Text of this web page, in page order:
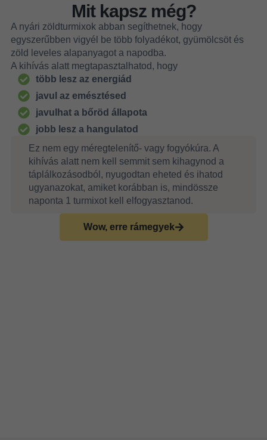
Mit kapsz még?
A nyári zöldturmixok abban segíthetnek, hogy
egyszerűbben vigyél be több folyadékot, gyümölcsöt és
zöld leveles alapanyagot a napodba.
A kihívás alatt megtapasztalhatod, hogy
több lesz az energiád
javul az emésztésed
javulhat a bőröd állapota
jobb lesz a hangulatod
Ez nem egy méregtelenítő- vagy fogyókúra. A
kihívás alatt nem kell semmit sem kihagynod a
táplálkozásodból, nyugodtan eheted és ihatod
ugyanazokat, amiket korábban is, mindössze
naponta 1 turmixot kell elfogyasztanod.
Wow, erre rámegyek